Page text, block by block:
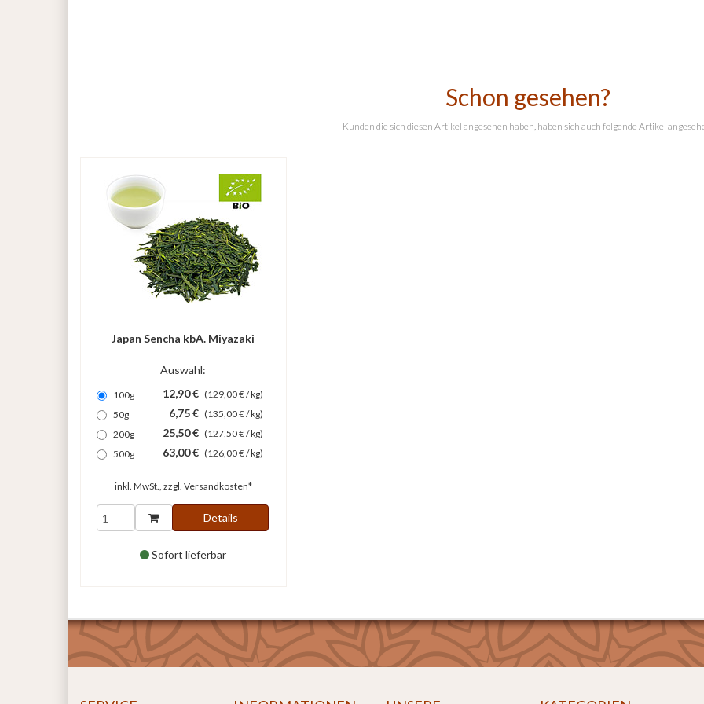
Schon gesehen?
Kunden die sich diesen Artikel angesehen haben, haben sich auch folgende Artikel
Japan Sencha kbA. Miyazaki
Auswahl:
100g 12,90 € (129,00 € / kg)
50g
6,75 € (135,00 € / kg)
200g
25,50 € (127,50 € / kg)
500g
63,00 € (126,00 € / kg)
inkl. MwSt., zzgl. Versandkosten*
Details
Sofort lieferbar